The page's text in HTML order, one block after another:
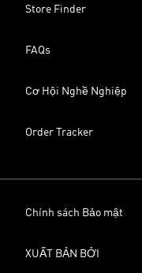
Store Finder
FAQs
Cơ Hội Nghề Nghiệp
Order Tracker
Chính sách Bảo mật
XUẤT BẢN BỞI